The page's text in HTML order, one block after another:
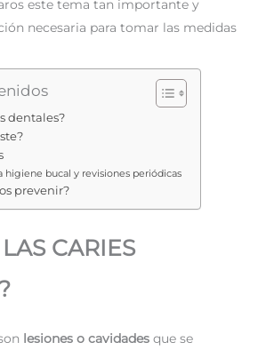
este tema tan importante y
necesaria para tomar las medidas
dentales?
higiene bucal y revisiones periódicas
prevenir?
CARIES
lesiones o cavidades que se